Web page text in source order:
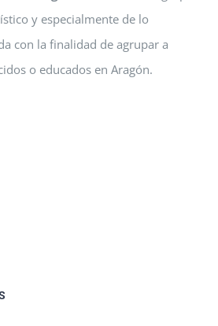
y especialmente de lo
con la finalidad de agrupar a
o educados en Aragón.